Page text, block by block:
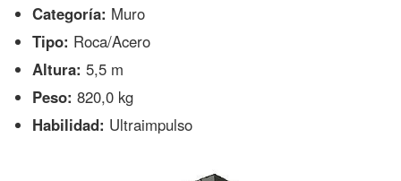
Categoría: Muro
Tipo: Roca/Acero
Altura: 5,5 m
Peso: 820,0 kg
Habilidad: Ultraimpulso